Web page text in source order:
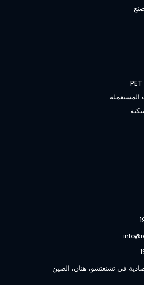
المستعملة
في تشنغتشو، هنان، الصين